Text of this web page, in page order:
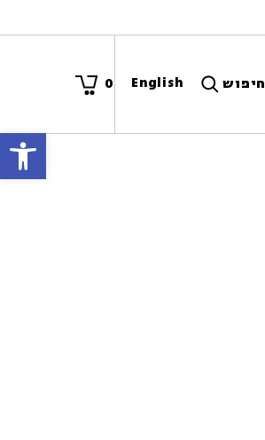
חיפוש English
0